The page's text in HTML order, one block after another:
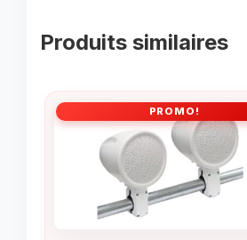
Produits similaires
PROMO!